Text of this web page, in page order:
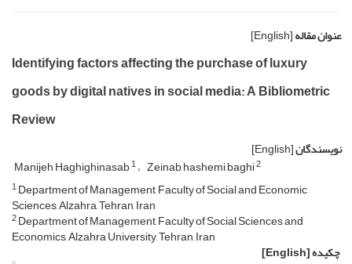
عنوان مقاله[English]
Identifying factors affecting the purchase of luxury
goods by digital natives in social media: A Bibliometric
Review
نویسندگان[English]
Manijeh Haghighinasab1 Zeinab hashemi baghi2
1Department of Management, Faculty of Social and Economic
Sciences, Alzahra, Tehran, Iran
2Department of Management, Faculty of Social Sciences and
Economics, Alzahra University, Tehran, Iran
چکیده[English]